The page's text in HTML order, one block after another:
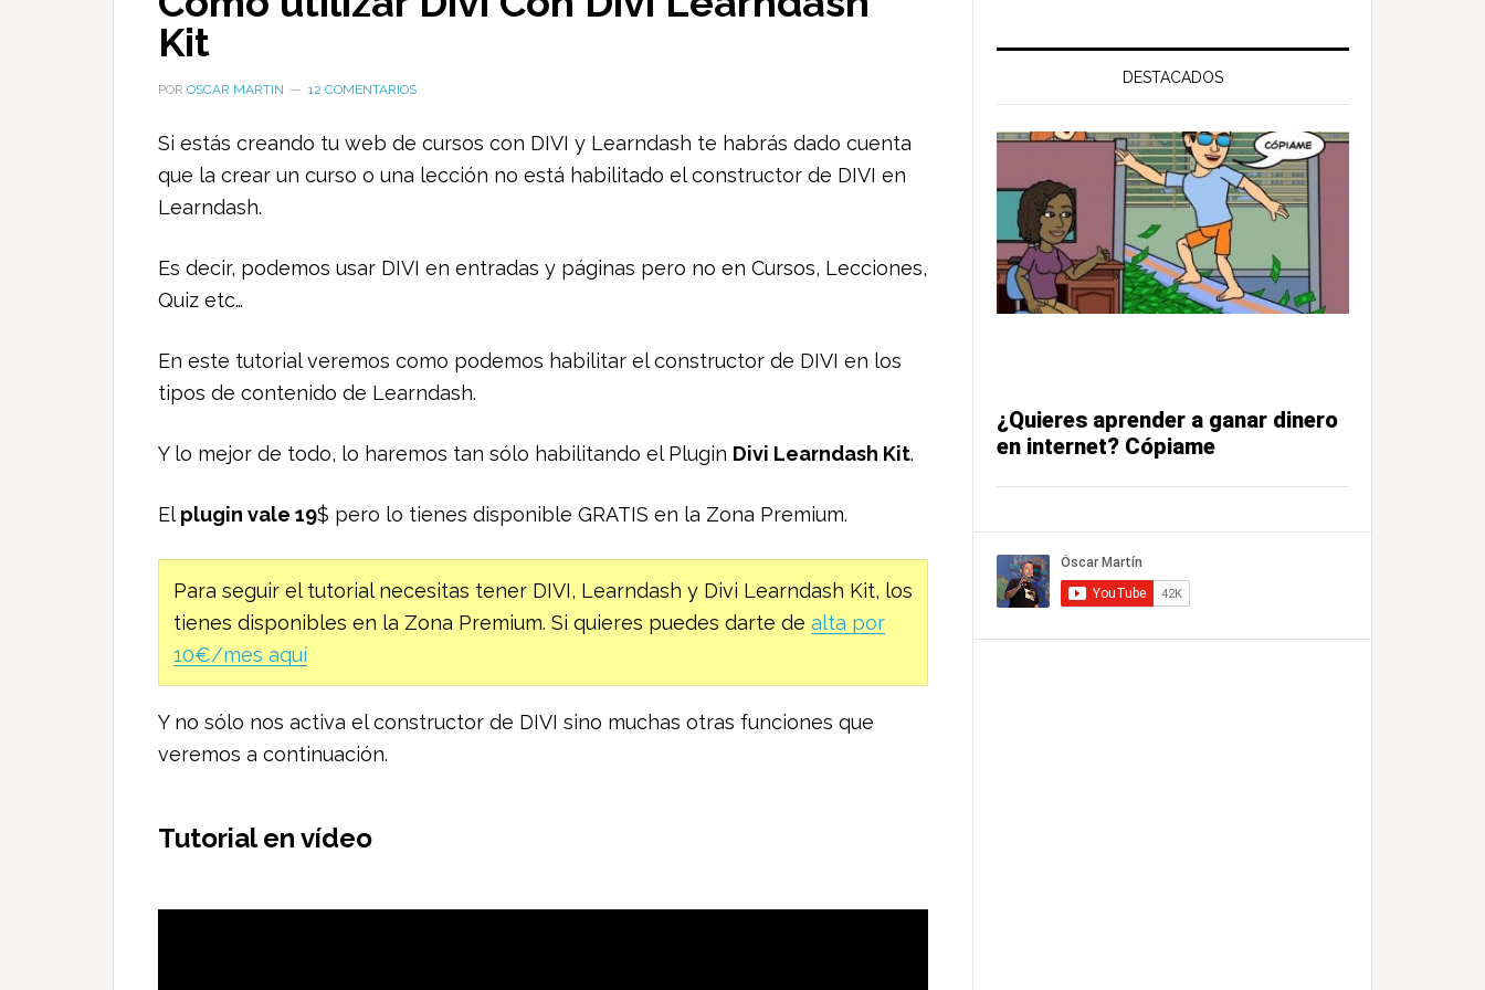
Kit
POR OSCAR MARTIN 12 COMENTARIOS
Si estás creando tu web de cursos con DIVI y Learndash te habrás dado cuenta
que la crear un curso o una lección no está habilitado el constructor de DIVI en
Learndash.
Es decir, podemos usar DIVI en entradas y páginas pero no en Cursos, Lecciones,
Quiz etc…
En este tutorial veremos como podemos habilitar el constructor de DIVI en los
tipos de contenido de Learndash.
Y lo mejor de todo, lo haremos tan sólo habilitando el Plugin Divi Learndash Kit.
El plugin vale 19$ pero lo tienes disponible GRATIS en la Zona Premium.
Para seguir el tutorial necesitas tener DIVI, Learndash y Divi Learndash Kit, los
tienes disponibles en la Zona Premium. Si quieres puedes darte de alta por
10€/mes aquí
Y no sólo nos activa el constructor de DIVI sino muchas otras funciones que
veremos a continuación.
Tutorial en vídeo
DESTACADOS
¿Quieres aprender a ganar dinero
en internet? Cópiame